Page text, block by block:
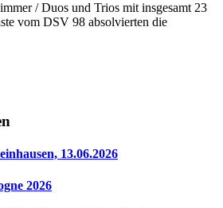
/ Duos und Trios mit insgesamt 23
vom DSV 98 absolvierten die
13.06.2026
2026